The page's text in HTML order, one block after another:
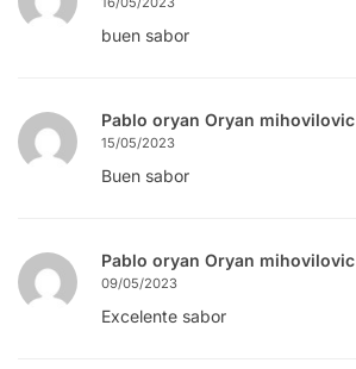
buen sabor
Pablo oryan Oryan mihovilovic
15/05/2023
Buen sabor
Pablo oryan Oryan mihovilovic
09/05/2023
Excelente sabor